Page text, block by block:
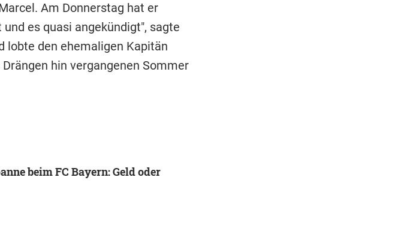
Am Donnerstag hat er
es quasi angekündigt", sagte
lobte den ehemaligen Kapitän
hin vergangenen Sommer
beim FC Bayern: Geld oder